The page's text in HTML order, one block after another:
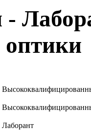
оптики
Лаборант